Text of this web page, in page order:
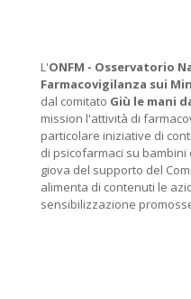
L'ONFM - Osservatorio
Farmacovigilanza sui
dal comitato Giù le mani
mission l'attività di
particolare iniziative di
di psicofarmaci su bambini
giova del supporto del
alimenta di contenuti le
sensibilizzazione